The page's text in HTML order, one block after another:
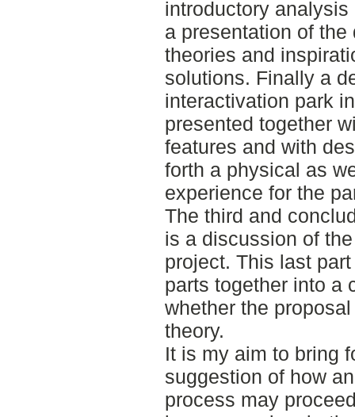
introductory
a presentation of
theories and
solutions. Finally a
interactivation park
presented together
features and with
forth a physical as
experience for the
The third and
is a discussion of
project. This last
parts together into a
whether the
theory.
It is my aim to bring
suggestion of how
process may